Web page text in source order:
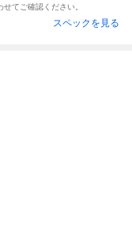
てご確認ください。
スペックを見る